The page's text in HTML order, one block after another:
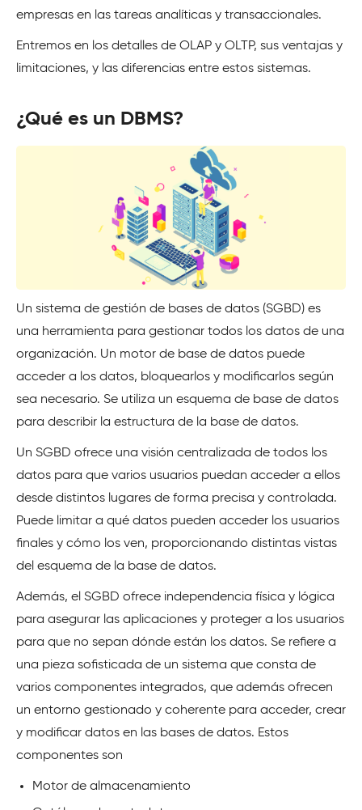
empresas en las tareas analíticas y transaccionales.
Entremos en los detalles de OLAP y OLTP, sus ventajas y
limitaciones, y las diferencias entre estos sistemas.
¿Qué es un DBMS?
Un sistema de gestión de bases de datos (SGBD) es
una herramienta para gestionar todos los datos de una
organización. Un motor de base de datos puede
acceder a los datos, bloquearlos y modificarlos según
sea necesario. Se utiliza un esquema de base de datos
para describir la estructura de la base de datos.
Un SGBD ofrece una visión centralizada de todos los
datos para que varios usuarios puedan acceder a ellos
desde distintos lugares de forma precisa y controlada.
Puede limitar a qué datos pueden acceder los usuarios
finales y cómo los ven, proporcionando distintas vistas
del esquema de la base de datos.
Además, el SGBD ofrece independencia física y lógica
para asegurar las aplicaciones y proteger a los usuarios
para que no sepan dónde están los datos. Se refiere a
una pieza sofisticada de un sistema que consta de
varios componentes integrados, que además ofrecen
un entorno gestionado y coherente para acceder, crear
y modificar datos en las bases de datos. Estos
componentes son
Motor de almacenamiento